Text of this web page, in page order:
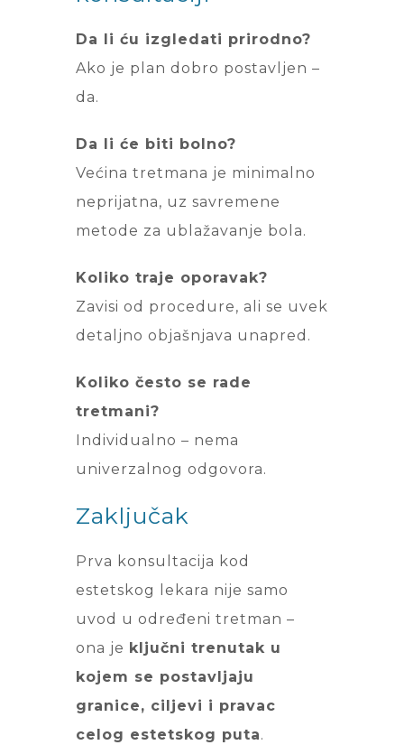
Da li ću izgledati prirodno?
Ako je plan dobro postavljen –
da.
Da li će biti bolno?
Većina tretmana je minimalno
neprijatna, uz savremene
metode za ublažavanje bola.
Koliko traje oporavak?
Zavisi od procedure, ali se uvek
detaljno objašnjava unapred.
Koliko često se rade
tretmani?
Individualno – nema
univerzalnog odgovora.
Zaključak
Prva konsultacija kod
estetskog lekara nije samo
uvod u određeni tretman –
ona je ključni trenutak u
kojem se postavljaju
granice, ciljevi i pravac
celog estetskog puta.